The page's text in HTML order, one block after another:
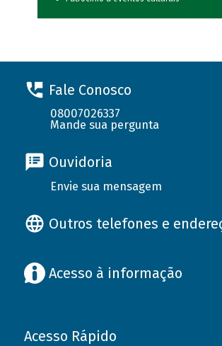
Fale Conosco
08007026337
Mande sua pergunta
Ouvidoria
Envie sua mensagem
Outros telefones e
Acesso à informação
Acesso Rápido